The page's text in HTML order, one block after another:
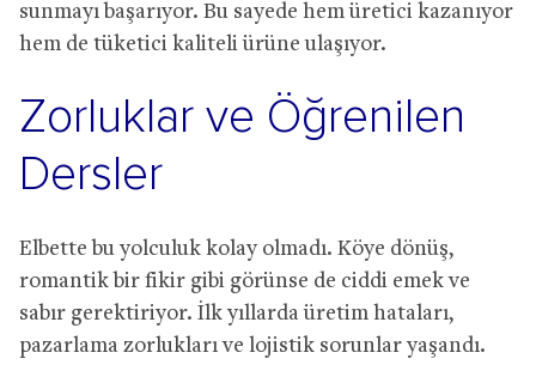
sunmayı başarıyor. Bu sayede hem üretici kazanıyor
hem de tüketici kaliteli ürüne ulaşıyor.
Zorluklar ve Öğrenilen
Dersler
Elbette bu yolculuk kolay olmadı. Köye dönüş,
romantik bir fikir gibi görünse de ciddi emek ve
sabır gerektiriyor. İlk yıllarda üretim hataları,
pazarlama zorlukları ve lojistik sorunlar yaşandı.